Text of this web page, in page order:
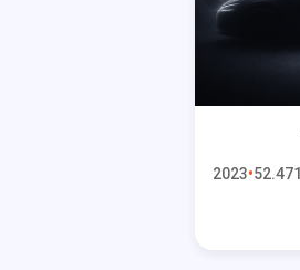
2023 52.471